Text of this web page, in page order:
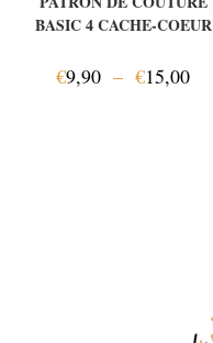
BASIC 4 CACHE-COEUR
€9,90 – €15,00